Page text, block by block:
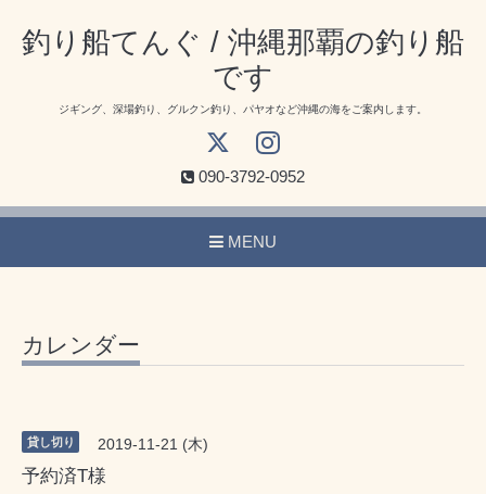
釣り船てんぐ / 沖縄那覇の釣り船
です
ジギング、深場釣り、グルクン釣り、パヤオなど沖縄の海をご案内します。
090-3792-0952
MENU
カレンダー
貸し切り 2019-11-21 (木)
予約済T様